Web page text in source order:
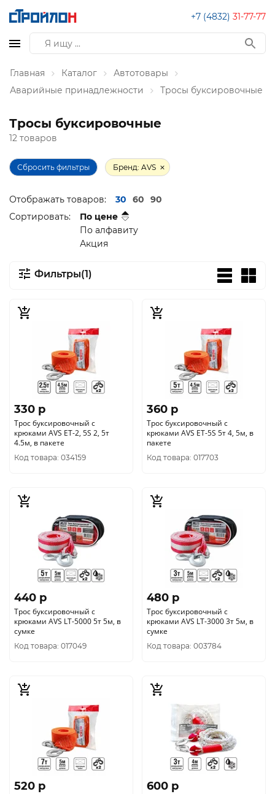
+7 (4832) 31-77-77
Главная Каталог
Автотовары
Аварийные принадлежности
Тросы буксировочные
Тросы буксировочные
12 товаров
Сбросить фильтры Бренд: AVS
Отображать товаров: 30 60
90
Сортировать:
По цене
По алфавиту
Акция
Фильтры(1)
330 p
Трос буксировочный с
крюками AVS ET-2, 5S 2, 5т
4.5м, в пакете
Код товара: 034159
360 p
Трос буксировочный с
крюками AVS ET-5S 5т 4, 5м, в
пакете
Код товара: 017703
440 p
Трос буксировочный с
крюками AVS LT-5000 5т 5м, в
сумке
Код товара: 017049
480 p
Трос буксировочный с
крюками AVS LT-3000 3т 5м, в
сумке
Код товара: 003784
520 p 600 p